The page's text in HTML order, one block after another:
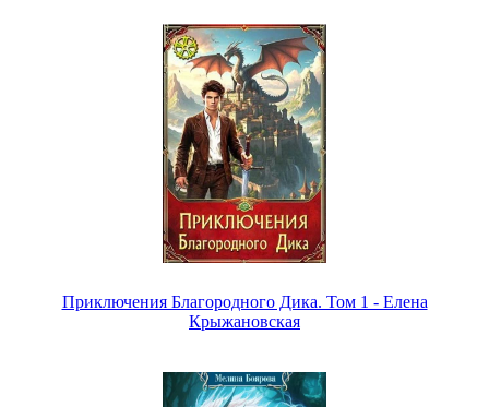
Приключения Благородного Дика. Том 1 - Елена
Крыжановская